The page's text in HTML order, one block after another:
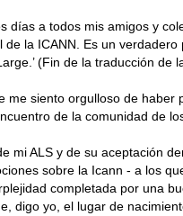
días a todos mis amigos y
de la ICANN. Es un
(Fin de la traducción de
me siento orgulloso de
de la comunidad de
mi ALS y de su aceptación
sobre la Icann - a los
completada por una
digo yo, el lugar de